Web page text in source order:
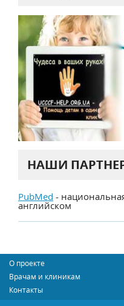
НАШИ
PubMed -
английском
О проекте
Врачам и клиникам
Контакты